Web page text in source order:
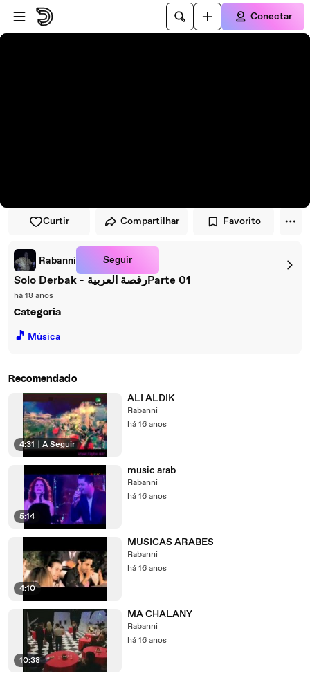
Pular para o player
Ir para o conteúdo principal
Conectar
Curtir Compartilhar Favorito
Rabanni Seguir
Solo Derbak - رقصة العربيةParte 01
há 18 anos
Categoria
🎵 Música
Recomendado
4:31 A Seguir
ALI ALDIK
Rabanni
há 16 anos
5:14
music arab
Rabanni
há 16 anos
4:10
MUSICAS ARABES
Rabanni
há 16 anos
10:38
MA CHALANY
Rabanni
há 16 anos